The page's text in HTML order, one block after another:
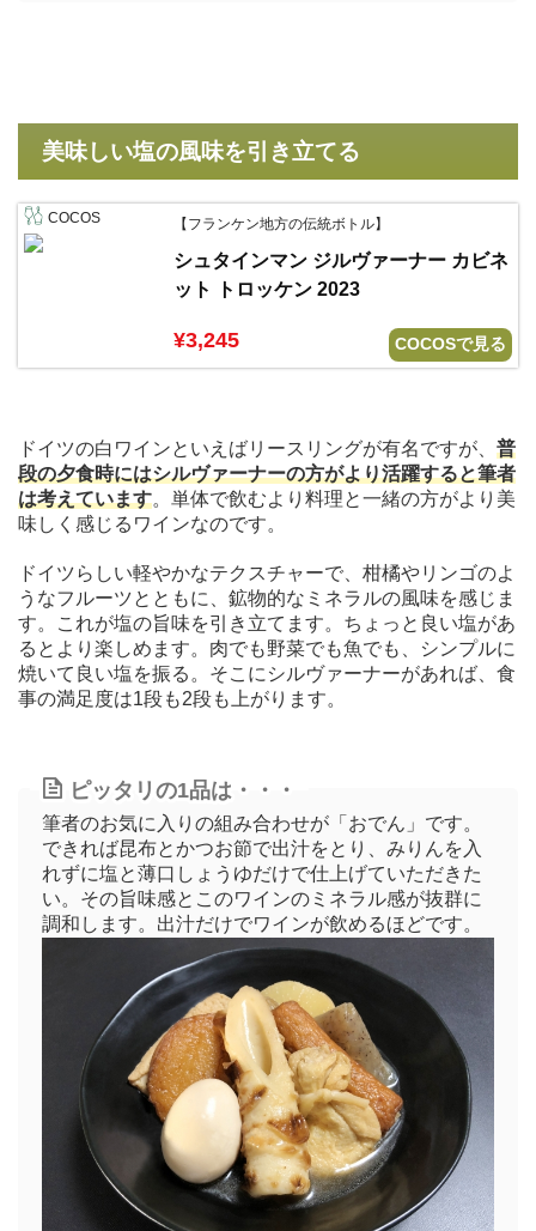
美味しい塩の風味を引き立てる
COCOS 【フランケン地方の伝統ボトル】
シュタインマン ジルヴァーナー カビネ
ット トロッケン 2023
¥3,245 COCOSで見る
ドイツの白ワインといえばリースリングが有名ですが、 普
段の夕食時にはシルヴァーナーの方がより活躍すると筆者
は考えています。単体で飲むより料理と一緒の方がより美
味しく感じるワインなのです。
ドイツらしい軽やかなテクスチャーで、柑橘やリンゴのよ
うなフルーツとともに、鉱物的なミネラルの風味を感じま
す。これが塩の旨味を引き立てます。ちょっと良い塩があ
るとより楽しめます。肉でも野菜でも魚でも、シンプルに
焼いて良い塩を振る。そこにシルヴァーナーがあれば、食
事の満足度は1段も2段も上がります。
ピッタリの1品は・・・
筆者のお気に入りの組み合わせが「おでん」です。
できれば昆布とかつお節で出汁をとり、みりんを入
れずに塩と薄口しょうゆだけで仕上げていただきた
い。その旨味感とこのワインのミネラル感が抜群に
調和します。出汁だけでワインが飲めるほどです。